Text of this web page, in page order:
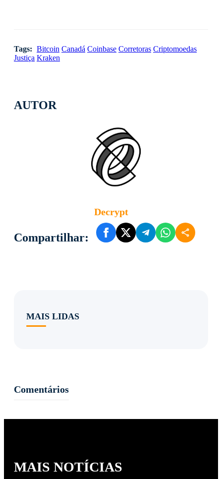
AUTOR
Decrypt
Compartilhar:
Tags: Bitcoin Canadá Coinbase Corretoras Criptomoedas
Justiça Kraken
MAIS LIDAS
Comentários
MAIS NOTÍCIAS